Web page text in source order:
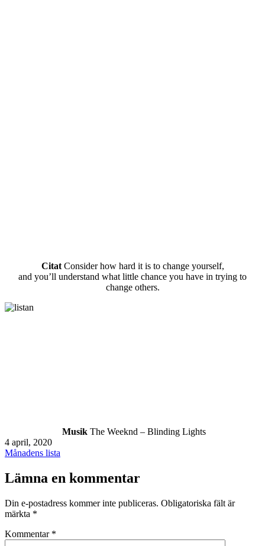
CitatConsider how hard it is to change yourself,
and you’ll understand what little chance you have in trying to
change others.
MusikThe Weeknd – Blinding Lights
Publicerat
den
4 april, 2020
Kategoriserat
Månadens lista
Lämna en kommentar
Din e-postadress kommer inte publiceras. Obligatoriska fält är
märkta *
Kommentar *